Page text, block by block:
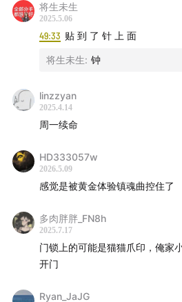
将生未生
2025.5.06
49:33 贴 到 了 针 上 面
将生未生: 钟
linzzyan
2025.4.14
周一续命
HD333057w
2026.5.09
感觉是被黄金体验镇魂曲控住了
多肉胖胖_FN8h
2025.7.17
门锁上的可能是猫猫爪印，俺家
开门
Ryan_JaJG